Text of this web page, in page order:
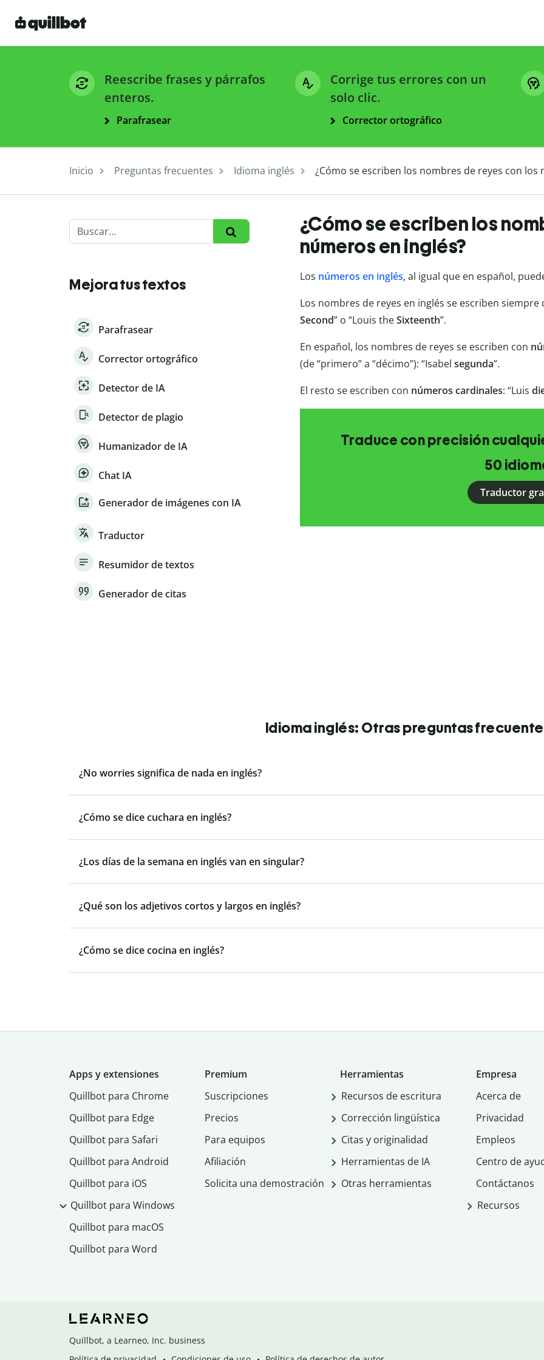
Reescribe frases y párrafos
enteros.
Parafrasear
Corrige tus errores con un
solo clic.
Corrector ortográfico
Inicio Preguntas frecuentes Idioma inglés ¿Cómo se escriben los nombres de reyes con los
Mejora tus textos
Parafrasear
Corrector ortográfico
Detector de IA
Detector de plagio
Humanizador de IA
Chat IA
Generador de imágenes con IA
Traductor
Resumidor de textos
Generador de citas
¿Cómo se escriben los
números en inglés?
Los números en inglés, al igual que en español,
Los nombres de reyes en inglés se escriben
Second” o “Louis theSixteenth”.
En español, los nombres de reyes se escriben con
(de “primero” a “décimo”): “Isabel segunda”.
El resto se escriben con números cardinales: “Luis
Traduce con precisión
50
Traductor
Idioma inglés: Otras preguntas
¿No worries significa de nada en inglés?
¿Cómo se dice cuchara en inglés?
¿Los días de la semana en inglés van en singular?
¿Qué son los adjetivos cortos y largos en inglés?
¿Cómo se dice cocina en inglés?
Apps y extensiones
Quillbot para Chrome
Quillbot para Edge
Quillbot para Safari
Quillbot para Android
Quillbot para iOS
Quillbot para Windows
Quillbot para macOS
Quillbot para Word
Premium
Suscripciones
Precios
Para equipos
Afiliación
Solicita una demostración
Herramientas
Recursos de escritura
Corrección lingüística
Citas y originalidad
Herramientas de IA
Otras herramientas
Empresa
Acerca de
Privacidad
Empleos
Centro de
Contáctanos
Recursos
Quillbot, a Learneo, Inc. business